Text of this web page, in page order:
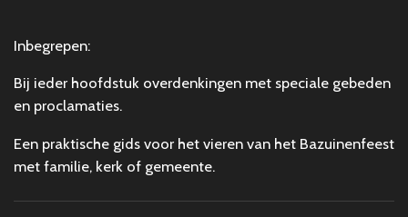
Inbegrepen:
Bij ieder hoofdstuk overdenkingen met speciale gebeden
en proclamaties.
Een praktische gids voor het vieren van het Bazuinenfeest
met familie, kerk of gemeente.